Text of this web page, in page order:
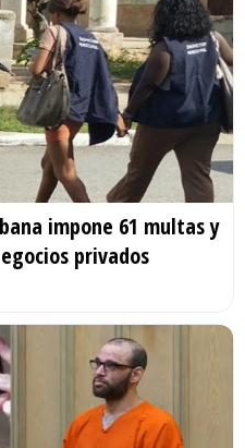
impone 61 multas y
privados